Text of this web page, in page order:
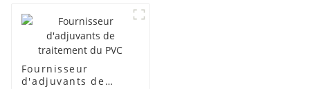
Fournisseur
d'adjuvants de